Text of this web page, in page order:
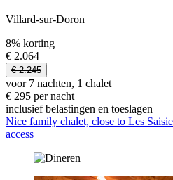
Villard-sur-Doron
8% korting
€ 2.064
€ 2.245
voor 7 nachten, 1 chalet
€ 295 per nacht
inclusief belastingen en toeslagen
Nice family chalet, close to Les
access